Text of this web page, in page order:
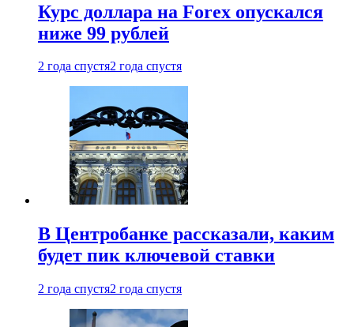
Курс доллара на Forex опускался
ниже 99 рублей
2 года спустя2 года спустя
В Центробанке рассказали, каким
будет пик ключевой ставки
2 года спустя2 года спустя